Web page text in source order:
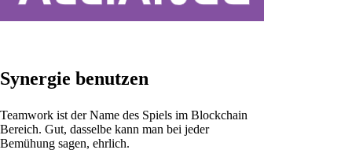
Synergie benutzen
Teamwork ist der Name des Spiels im Blockchain
Bereich. Gut, dasselbe kann man bei jeder
Bemühung sagen, ehrlich.